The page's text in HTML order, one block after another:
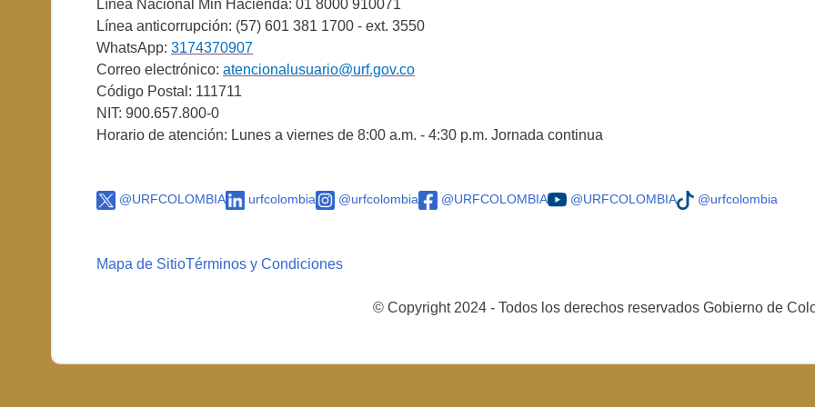
Línea Nacional Min Hacienda: 01 8000 910071
Línea anticorrupción: (57) 601 381 1700 - ext. 3550
WhatsApp: 3174370907
Correo electrónico: atencionalusuario@urf.gov.co
Código Postal: 111711
NIT: 900.657.800-0
Horario de atención: Lunes a viernes de 8:00 a.m. - 4:30 p.m. Jornada continua
@URFCOLOMBIA urfcolombia @urfcolombia @URFCOLOMBIA @URFCOLOMBIA @urfcolombia
Mapa de SitioTérminos y Condiciones
© Copyright 2024 - Todos los derechos reservados Gobierno de